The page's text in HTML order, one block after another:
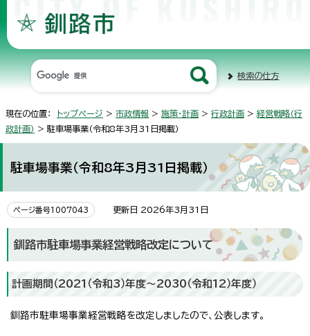
検索の仕方
現在の位置： トップページ > 市政情報 > 施策・計画 > 行政計画 > 経営戦略（行
政計画） > 駐車場事業（令和8年3月31日掲載）
駐車場事業（令和8年3月31日掲載）
ページ番号1007043 更新日 2026年3月31日
釧路市駐車場事業経営戦略改定について
計画期間（2021（令和3）年度～2030（令和12）年度）
釧路市駐車場事業経営戦略を改定しましたので、公表します。